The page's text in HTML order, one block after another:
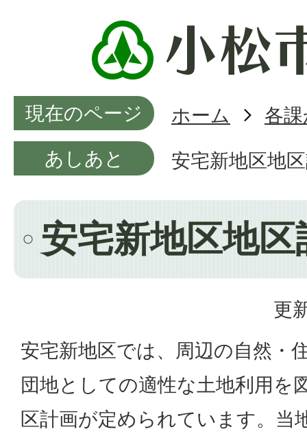
現在のページ ホーム
各
あしあと
安宅新地区地
安宅新地区地区
更
安宅新地区では、周辺の自然・
団地としての適性な土地利用を
区計画が定められています。当